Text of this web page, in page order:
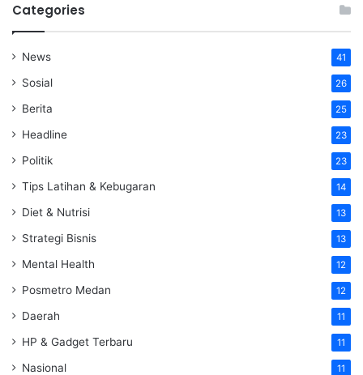
Categories
News 41
Sosial 26
Berita 25
Headline 23
Politik 23
Tips Latihan & Kebugaran 14
Diet & Nutrisi 13
Strategi Bisnis 13
Mental Health 12
Posmetro Medan 12
Daerah 11
HP & Gadget Terbaru 11
Nasional 11